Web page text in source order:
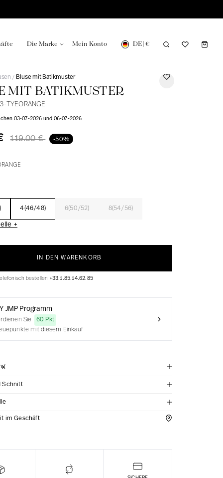
Die Marke
Herstellung in
Unsere Nachrichten in der Zeitung
Mein Konto DE €
/ Bluse mit Batikmuster
MIT BATIKMUSTER
TYEORANGE
03-07-2026 und 06-07-2026
119.00 € -50%
4(46/48) 6(50/52) 8(54/56)
+
IN DEN WARENKORB
bestellen +33.1.85.14.62.85
JMP Programm
Sie
60 Pkt
mit diesem Einkauf
Schnitt
im Geschäft